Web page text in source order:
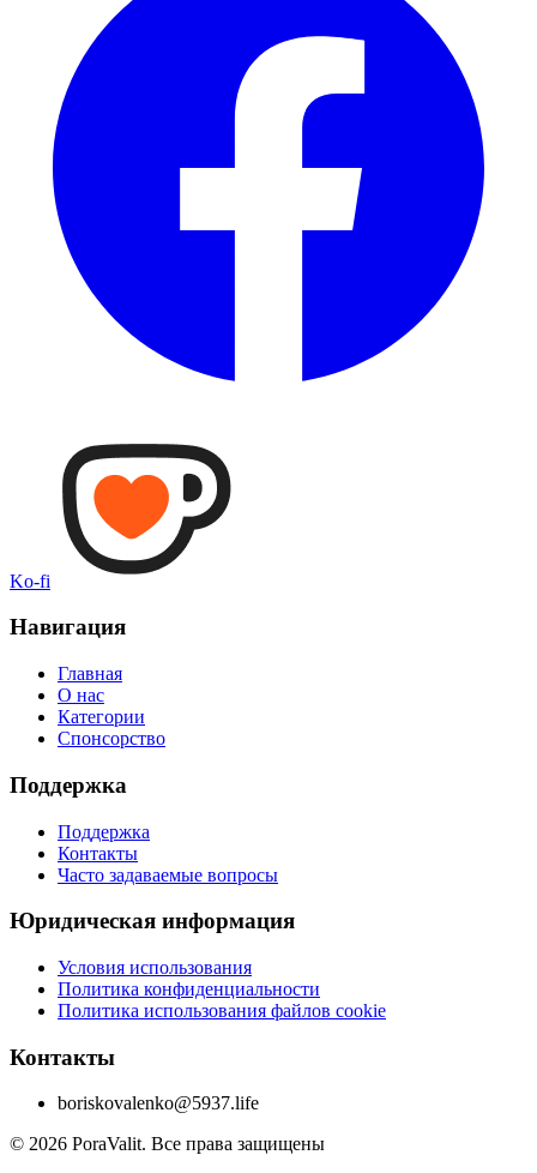
Ko-fi
Навигация
Главная
О нас
Категории
Спонсорство
Поддержка
Поддержка
Контакты
Часто задаваемые вопросы
Юридическая информация
Условия использования
Политика конфиденциальности
Политика использования файлов cookie
Контакты
boriskovalenko@5937.life
© 2026 PoraValit. Все права защищены